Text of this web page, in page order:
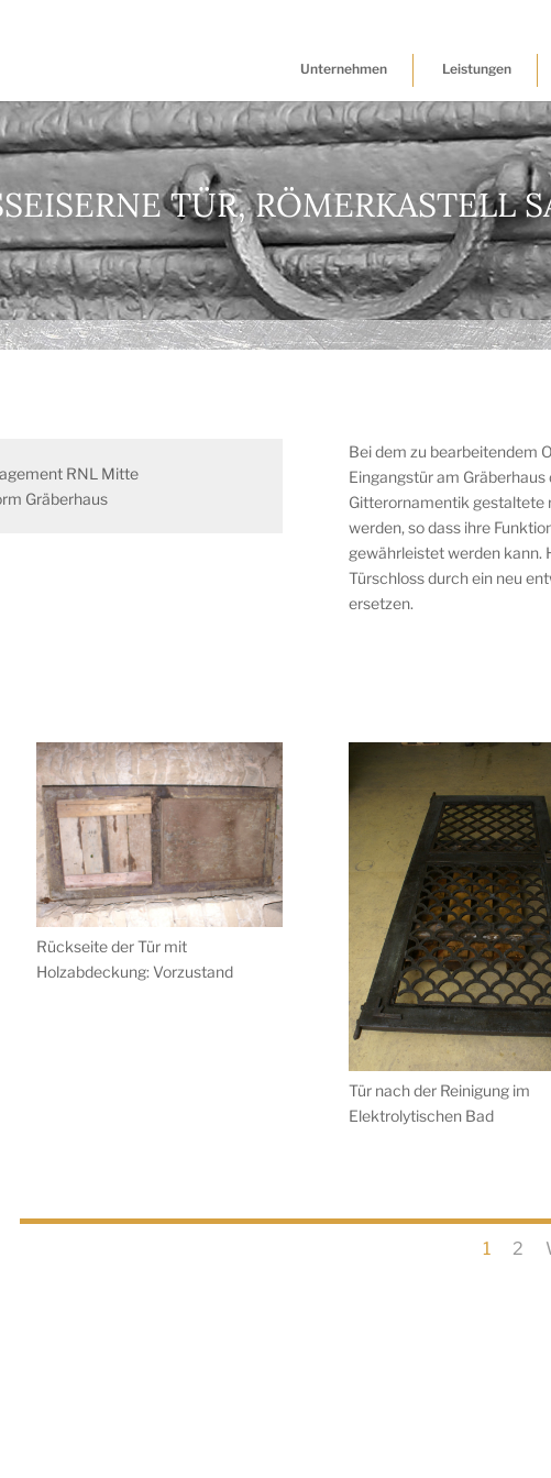
Unternehmen Leistungen
TÜR, RÖMERKASTELL
RNL Mitte
Gräberhaus
Bei dem zu bearbeitendem
Eingangstür am
Gitterornamentik gestaltete
werden, so dass ihre
gewährleistet werden kann.
Türschloss durch ein neu
ersetzen.
Rückseite der Tür mit
Holzabdeckung: Vorzustand
Tür nach der Reinigung im
Elektrolytischen Bad
1 2